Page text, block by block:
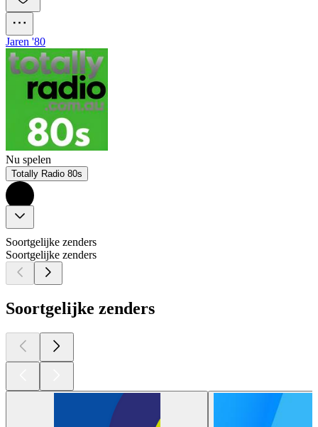
Jaren '80
Nu spelen
Totally Radio 80s
Soortgelijke zenders
Soortgelijke zenders
Soortgelijke zenders